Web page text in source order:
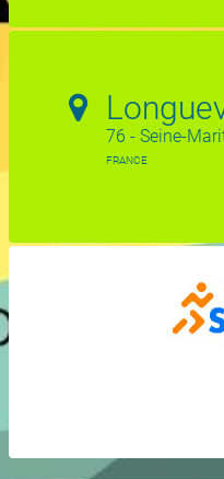
76 - Seine-
FRANCE